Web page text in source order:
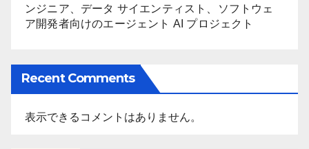
ンジニア、データ サイエンティスト、ソフトウェ
ア開発者向けのエージェント AI プロジェクト
Recent Comments
表示できるコメントはありません。